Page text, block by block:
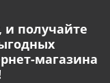
и получайте
магазина